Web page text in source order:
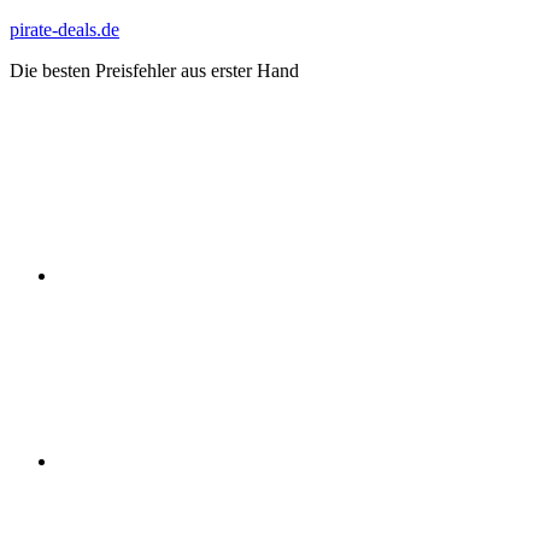
Zum
springen
pirate-deals.de
Die besten Preisfehler aus erster Hand